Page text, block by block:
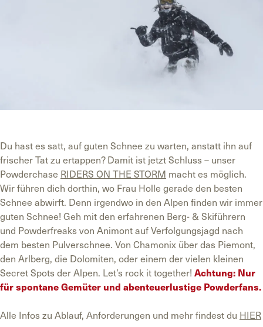
Du hast es satt, auf guten Schnee zu warten, anstatt ihn auf
frischer Tat zu ertappen? Damit ist jetzt Schluss – unser
Powderchase RIDERS ON THE STORM macht es möglich.
Wir führen dich dorthin, wo Frau Holle gerade den besten
Schnee abwirft. Denn irgendwo in den Alpen finden wir immer
guten Schnee! Geh mit den erfahrenen Berg- & Skiführern
und Powderfreaks von Animont auf Verfolgungsjagd nach
dem besten Pulverschnee. Von Chamonix über das Piemont,
den Arlberg, die Dolomiten, oder einem der vielen kleinen
Secret Spots der Alpen. Let’s rock it together! Achtung: Nur
für spontane Gemüter und abenteuerlustige Powderfans.
Alle Infos zu Ablauf, Anforderungen und mehr findest du HIER